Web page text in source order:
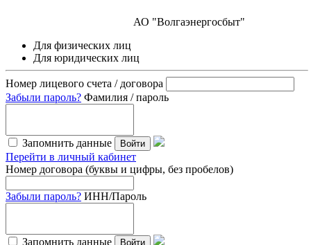
АО "Волгаэнергосбыт"
Для физических лиц
Для юридических лиц
Номер лицевого счета / договора
Забыли пароль? Фамилия / пароль
Запомнить данные Войти
Перейти в личный кабинет
Номер договора (буквы и цифры, без пробелов)
Забыли пароль? ИНН/Пароль
Запомнить данные Войти